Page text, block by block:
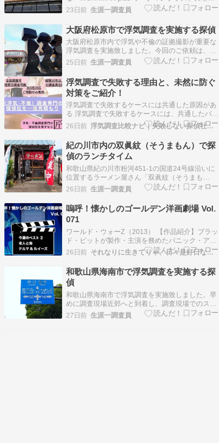
原店を訪れました。朝7:00から営業されておられ
るので、近郊の調査現場であれば午前中の調査開
始前でも立ち寄れるので重宝しております。本日
は大阪市内にて午後からの調査開始なので、余…
23日前 生涯一調査員
大阪府松原市で浮気調査を実施する探偵
大阪府松原市内で浮気や不倫の証拠撮影が重要な
浮気調査を実施致しました。今回のご依頼は、近
鉄南大阪線の河内松原駅近郊に勤めている対象者
を張り込み、勤務先を出てから帰宅する迄の行動
を把握して、その状況に応じて証拠撮影を実施す
るものです。調査開始前に近隣のショッピングセ
ンター内にある…
25日前 生涯一調査員
浮気調査で失敗する理由と、未然に防ぐ
対策をご紹介！
浮気調査で失敗するケースには共通した原因があ
る 浮気調査で失敗するケースには、共通したパタ
ーンがあります。依頼前にその原因を知っておく
ことで、同じ失敗を事前に避けることができま
す。 調査後に「証拠が使えない」「費用だけかか
った」という事態は、準備と探偵社選びで大部分
が防げます。…
26日前 浮気調査比較ナビ｜失敗しない探偵社の選び方！
紀の川市内の双眞紋（そうまもん）で探
偵のランチタイム
和歌山県紀の川市粉河451-1の国道24号線沿いに
位置するラーメン屋さん「双眞紋（そうまも
ん）」を訪れました。以前には和歌山方面での調
査の際などに時々訪れていたお店なのですが、営
業時間内に訪問するタイミングなどが合わずに、
今回は約1年半ぶりの訪問です。私は「塩中華そ
ば」をいただ…
26日前 生涯一調査員
嗚呼！懐かしのゴールデン洋画劇場 Vol.
071
ワールド・ウォーZ（2013） 【作品紹介】ブラッ
ド・ピットが製作・主演を務めたパニック・アク
ション大作。 謎のウイルスによって凶暴化した
人々が世界各地で急増し、人類は滅亡の危機に直
面する。元国連調査員のジェリーは、妻や子ども
たちと車で移動中、突然発生した大混乱に巻き込
まれ、感…
26日前 それなりに生きてりゃ、日々是好日なり！
和歌山県海南市で浮気調査を実施する探
偵
和歌山県海南市で浮気調査を実施致しました。早
めに調査現場近郊へと到着し、調査現場でのスタ
ンバイを前に海南市内に位置するスーパーマーケ
ット「SUPER DELICIOUS HIRO」を訪れまし
27日前 生涯一調査員